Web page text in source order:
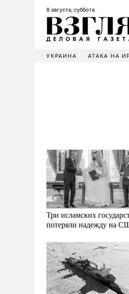
8 августа, суббота
УКРАИНА АТАКА НА
Три исламских
потеряли надежду на